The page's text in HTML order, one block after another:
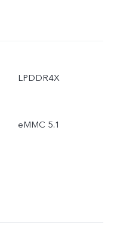
LPDDR4X
eMMC 5.1